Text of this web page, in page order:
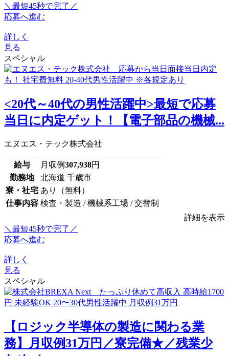
＼最短45秒で完了／
応募へ進む
詳しく
見る
スペシャル
<20代～40代の男性活躍中>最短で応募
当日に内定ゲット！【電子部品の機械...
エヌエス・テック株式会社
給与 月収例307,938円
勤務地
北海道 千歳市
寮・社宅 あり（無料）
仕事内容 検査・製造 / 機械系工場 / 交替制
詳細を表示
＼最短45秒で完了／
応募へ進む
詳しく
見る
スペシャル
【ロジック半導体の製造に関わる業
務】月収例31万円／寮完備★／残業少